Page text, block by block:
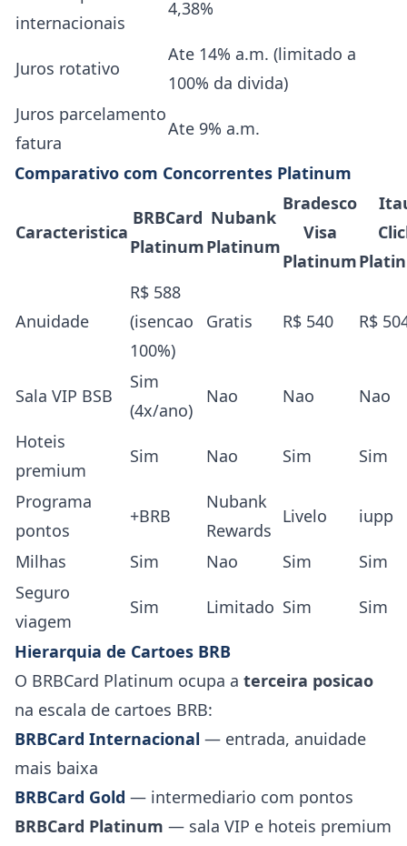
internacionais
4,38%
Juros rotativo
Ate 14% a.m. (limitado a
100% da divida)
Juros parcelamento
fatura
Ate 9% a.m.
Comparativo com Concorrentes Platinum
Caracteristica
BRBCard
Platinum
Nubank
Platinum
Bradesco
Visa
Platinum
Anuidade
R$ 588
(isencao
100%)
Gratis R$ 540 R$
Sala VIP BSB
Sim
(4x/ano)
Nao Nao Nao
Hoteis
premium
Sim Nao Sim Sim
Programa
pontos
+BRB
Nubank
Rewards
Livelo iupp
Milhas Sim Nao Sim
Sim
Seguro
viagem
Sim Limitado Sim Sim
Hierarquia de Cartoes BRB
O BRBCard Platinum ocupa a terceira posicao
na escala de cartoes BRB:
BRBCard Internacional — entrada, anuidade
mais baixa
BRBCard Gold — intermediario com pontos
BRBCard Platinum — sala VIP e hoteis premium